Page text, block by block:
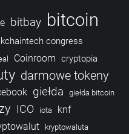
bitbay bitcoin
congress
Coinroom cryptopia
darmowe tokeny
giełda giełda bitcoin
ICO iota knf
kryptowaluta